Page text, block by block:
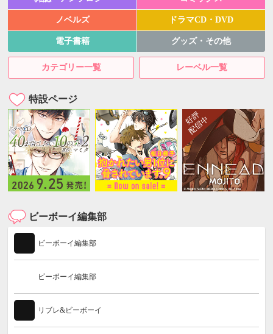
ノベルズ ドラマCD・DVD
電子書籍 グッズ・その他
カテゴリー一覧 レーベル一覧
特設ページ
ビーボーイ編集部
ビーボーイ編集部
ビーボーイ編集部
リブレ&ビーボーイ